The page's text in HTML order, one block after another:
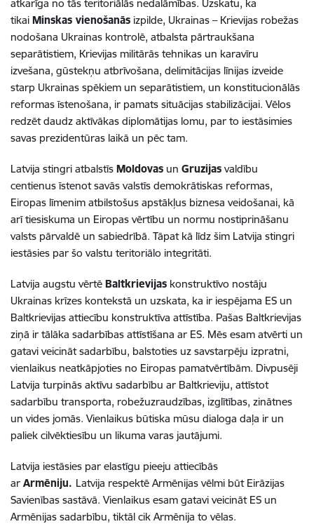
atkarīga no tās teritoriālās nedalāmības. Uzskatu, ka
tikai Minskas vienošanās izpilde, Ukrainas – Krievijas robežas
nodošana Ukrainas kontrolē, atbalsta pārtraukšana
separātistiem, Krievijas militārās tehnikas un karavīru
izvešana, gūstekņu atbrīvošana, delimitācijas līnijas izveide
starp Ukrainas spēkiem un separātistiem, un konstitucionālās
reformas īstenošana, ir pamats situācijas stabilizācijai. Vēlos
redzēt daudz aktīvākas diplomātijas lomu, par to iestāsimies
savas prezidentūras laikā un pēc tam.
Latvija stingri atbalstīs Moldovas un Gruzijas valdību
centienus īstenot savās valstīs demokrātiskas reformas,
Eiropas līmenim atbilstošus apstākļus biznesa veidošanai, kā
arī tiesiskuma un Eiropas vērtību un normu nostiprināšanu
valsts pārvaldē un sabiedrībā. Tāpat kā līdz šim Latvija stingri
iestāsies par šo valstu teritoriālo integritāti.
Latvija augstu vērtē Baltkrievijas konstruktīvo nostāju
Ukrainas krīzes kontekstā un uzskata, ka ir iespējama ES un
Baltkrievijas attiecību konstruktīva attīstība. Pašas Baltkrievijas
ziņā ir tālāka sadarbības attīstīšana ar ES. Mēs esam atvērti un
gatavi veicināt sadarbību, balstoties uz savstarpēju izpratni,
vienlaikus neatkāpjoties no Eiropas pamatvērtībām. Divpusēji
Latvija turpinās aktīvu sadarbību ar Baltkrieviju, attīstot
sadarbību transporta, robežuzraudzības, izglītības, zinātnes
un vides jomās. Vienlaikus būtiska mūsu dialoga daļa ir un
paliek cilvēktiesību un likuma varas jautājumi.
Latvija iestāsies par elastīgu pieeju attiecībās
ar Armēniju. Latvija respektē Armēnijas vēlmi būt Eirāzijas
Savienības sastāvā. Vienlaikus esam gatavi veicināt ES un
Armēnijas sadarbību, tiktāl cik Armēnija to vēlas.